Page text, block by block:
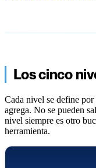
Los cinco
Cada nivel se define
agrega. No se pueden
nivel siempre es otro
herramienta.